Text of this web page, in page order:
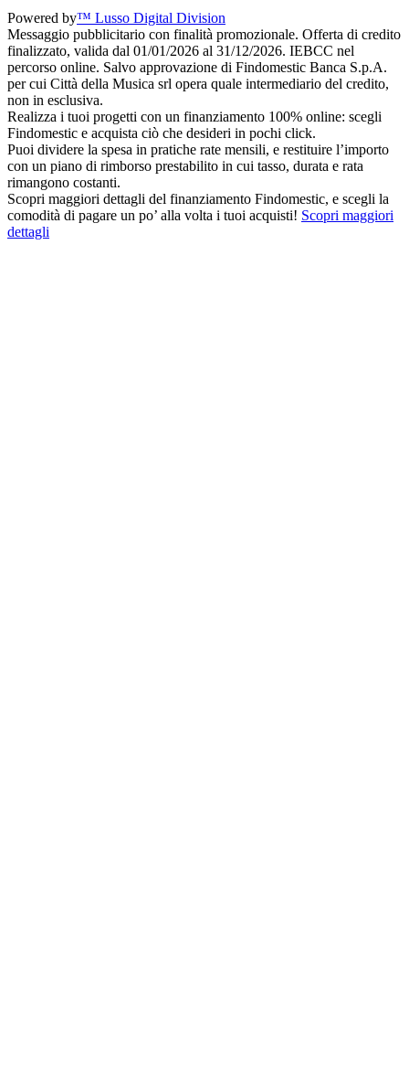
Powered by™ Lusso Digital Division
Messaggio pubblicitario con finalità promozionale. Offerta di credito
finalizzato, valida dal 01/01/2026 al 31/12/2026. IEBCC nel
percorso online. Salvo approvazione di Findomestic Banca S.p.A.
per cui Città della Musica srl opera quale intermediario del credito,
non in esclusiva.
Realizza i tuoi progetti con un finanziamento 100% online: scegli
Findomestic e acquista ciò che desideri in pochi click.
Puoi dividere la spesa in pratiche rate mensili, e restituire l’importo
con un piano di rimborso prestabilito in cui tasso, durata e rata
rimangono costanti.
Scopri maggiori dettagli del finanziamento Findomestic, e scegli la
comodità di pagare un po’ alla volta i tuoi acquisti! Scopri maggiori
dettagli